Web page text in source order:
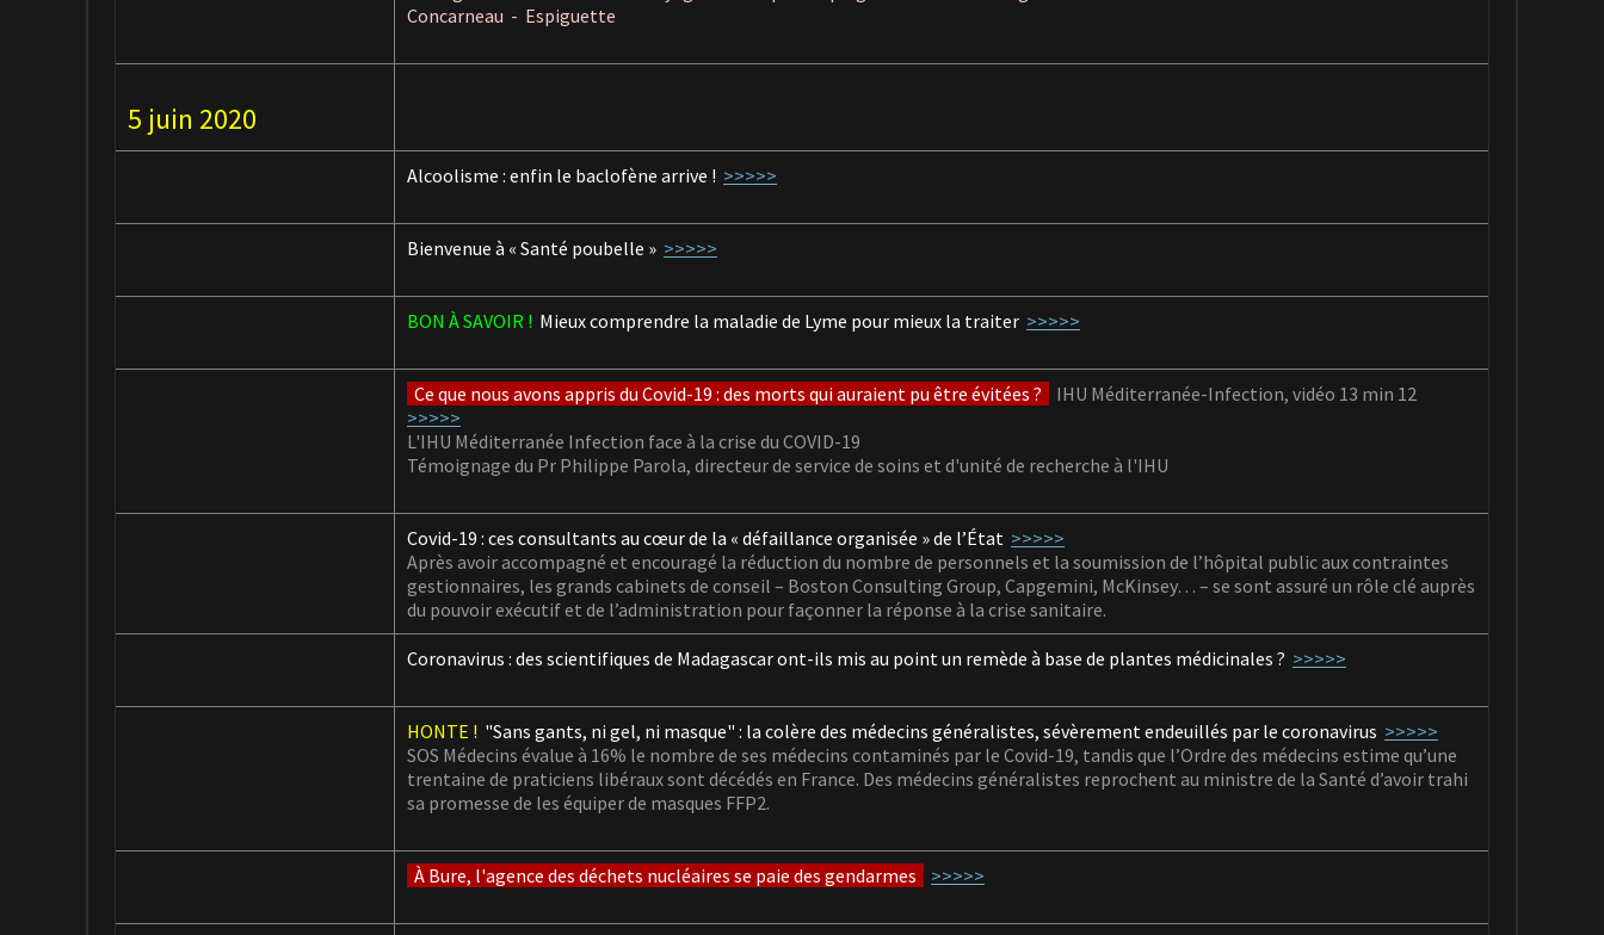
Concarneau - Espiguette
5 juin 2020
Alcoolisme : enfin le baclofène arrive ! >>>>>
Bienvenue à « Santé poubelle » >>>>>
BON À SAVOIR ! Mieux comprendre la maladie de Lyme pour mieux la traiter >>>>>
Ce que nous avons appris du Covid-19 : des morts qui auraient pu être évitées ?
IHU Méditerranée-Infection, vidéo 13 min 12
>>>>>
L'IHU Méditerranée Infection face à la crise du COVID-19
Témoignage du Pr Philippe Parola, directeur de service de soins et d'unité de recherche à l'IHU
Covid-19 : ces consultants au cœur de la « défaillance organisée » de l’État >>>>>
Après avoir accompagné et encouragé la réduction du nombre de personnels et la soumission de l’hôpital public aux contraintes
gestionnaires, les grands cabinets de conseil – Boston Consulting Group, Capgemini, McKinsey… – se sont assuré un rôle clé auprès
du pouvoir exécutif et de l’administration pour façonner la réponse à la crise sanitaire.
Coronavirus : des scientifiques de Madagascar ont-ils mis au pointun remède à base de plantes médicinales ? >>>>>
HONTE ! "Sans gants, ni gel, ni masque" : la colère des médecins généralistes, sévèrement endeuillés par le coronavirus >>>>>
SOS Médecins évalue à 16% le nombre de ses médecins contaminés par le Covid-19, tandis que l’Ordre des médecins estime qu’une
trentaine de praticiens libéraux sont décédés en France. Des médecins généralistes reprochent au ministre de la Santé d’avoir trahi
sa promesse de les équiper de masques FFP2.
À Bure, l'agence des déchets nucléaires se paie des gendarmes >>>>>